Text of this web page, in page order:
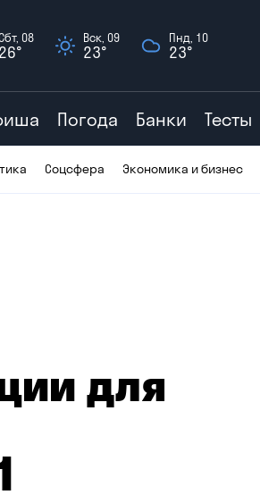
08
26°
Вск, 09
23°
Пнд, 10
23°
Погода Банки Тесты
Соцсфера Экономика и бизнес
для